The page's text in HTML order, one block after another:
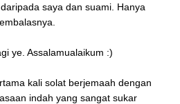
saya dan suami. Hanya
ye. Assalamualaikum :)
kali solat berjemaah dengan
indah yang sangat sukar